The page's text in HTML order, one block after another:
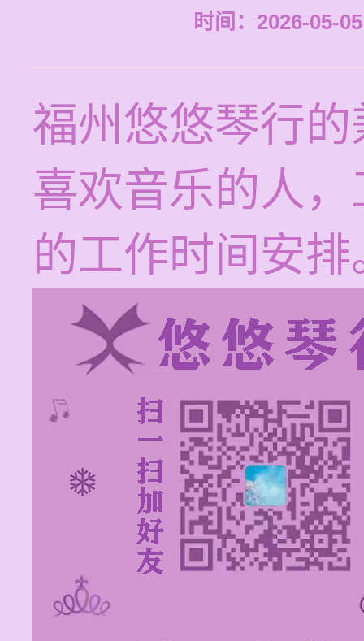
时间：2026-05-
福州悠悠琴行
喜欢音乐的人
的工作时间安排